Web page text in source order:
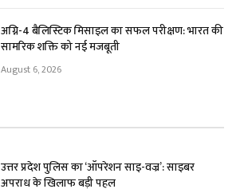
अग्नि-4 बैलिस्टिक मिसाइल का सफल परीक्षण: भारत की
सामरिक शक्ति को नई मजबूती
August 6, 2026
उत्तर प्रदेश पुलिस का ‘ऑपरेशन साइ-वज्र’: साइबर
अपराध के खिलाफ बड़ी पहल